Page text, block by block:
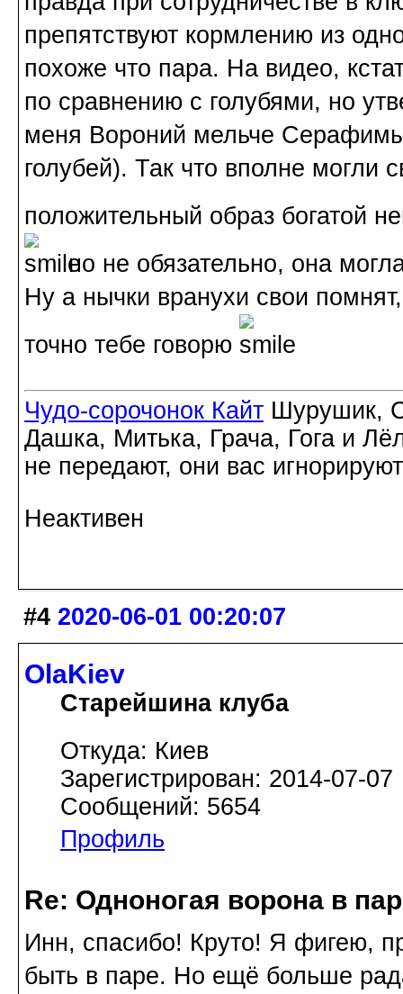
препятствуют кормлению из
похоже что пара. На видео,
по сравнению с голубями, но
меня Вороний мельче
голубей). Так что вполне могли
положительный образ богатой
но не обязательно, она
Ну а нычки вранухи свои
точно тебе говорю
Чудо-сорочонок Кайт Шурушик,
Дашка, Митька, Грача, Гога и
не передают, они вас игнорируют
Неактивен
#4 2020-06-01 00:20:07
OlaKiev
Старейшина клуба
Откуда: Киев
Зарегистрирован: 2014-07-07
Сообщений: 5654
Профиль
Re: Одноногая ворона в
Инн, спасибо! Круто! Я фигею,
быть в паре. Но ещё больше